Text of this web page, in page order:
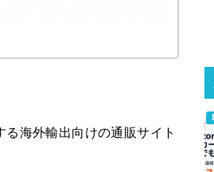
海外輸出向けの通販サイト